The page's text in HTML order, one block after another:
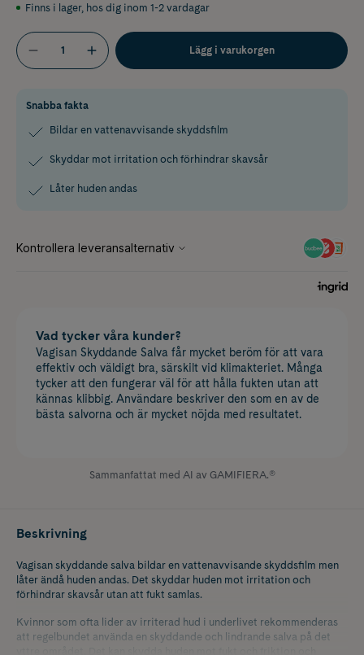
Finns i lager, hos dig inom 1-2 vardagar
Lägg i varukorgen
Snabba fakta
Bildar en vattenavvisande skyddsfilm
Skyddar mot irritation och förhindrar skavsår
Låter huden andas
Vad tycker våra kunder?
Vagisan Skyddande Salva får mycket beröm för att vara
effektiv och väldigt bra, särskilt vid klimakteriet. Många
tycker att den fungerar väl för att hålla fukten utan att
kännas klibbig. Användare beskriver den som en av de
bästa salvorna och är mycket nöjda med resultatet.
Sammanfattat med AI av GAMIFIERA.®
Beskrivning
Vagisan skyddande salva bildar en vattenavvisande skyddsfilm men
låter ändå huden andas. Det skyddar huden mot irritation och
förhindrar skavsår utan att fukt samlas.
Kvinnor som ofta lider av irriterad hud i underlivet rekommenderas
att regelbundet använda en skyddande och lindrande salva på det